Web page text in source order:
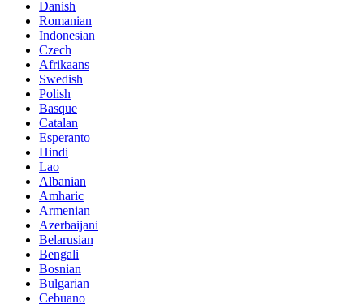
Danish
Romanian
Indonesian
Czech
Afrikaans
Swedish
Polish
Basque
Catalan
Esperanto
Hindi
Lao
Albanian
Amharic
Armenian
Azerbaijani
Belarusian
Bengali
Bosnian
Bulgarian
Cebuano